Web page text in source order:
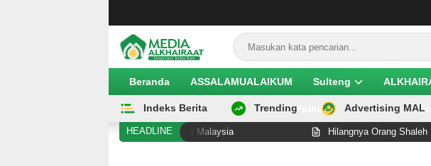
Beranda ASSALAMUALAIKUM Sulteng
EKOBIS Politik
Indeks Berita Trending Advertising MAL
HEADLINE
Diduga Alami Pelanggaran Hak di Malaysia Hilangnya Orang Shaleh